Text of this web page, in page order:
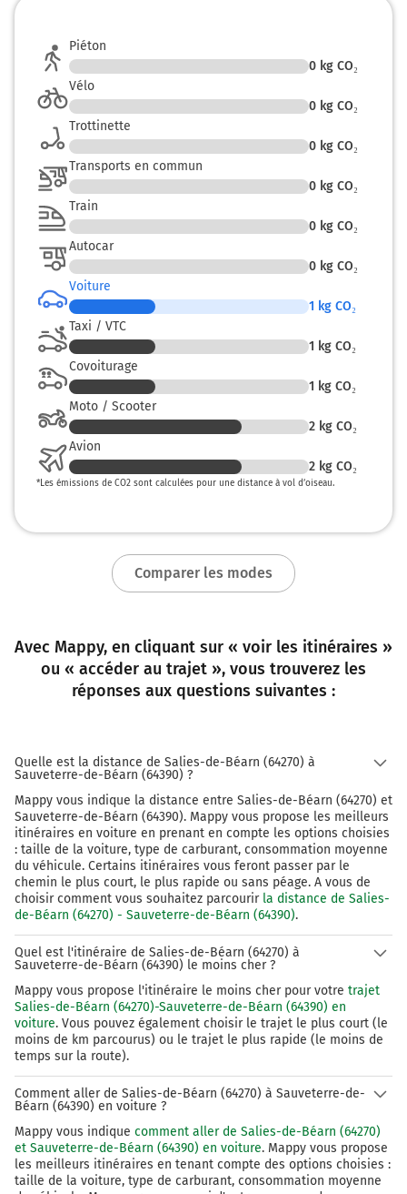
Piéton
0 kg CO₂
Vélo
0 kg CO₂
Trottinette
0 kg CO₂
Transports en commun
0 kg CO₂
Train
0 kg CO₂
Autocar
0 kg CO₂
Voiture
1 kg CO₂
Taxi / VTC
1 kg CO₂
Covoiturage
1 kg CO₂
Moto / Scooter
2 kg CO₂
Avion
2 kg CO₂
*Les émissions de CO2 sont calculées pour une distance à vol d’oiseau.
Comparer les modes
Avec Mappy, en cliquant sur « voir les itinéraires »
ou « accéder au trajet », vous trouverez les
réponses aux questions suivantes :
Quelle est la distance de Salies-de-Béarn (64270) à
Sauveterre-de-Béarn (64390) ?
Mappy vous indique la distance entre Salies-de-Béarn (64270) et
Sauveterre-de-Béarn (64390). Mappy vous propose les meilleurs
itinéraires en voiture en prenant en compte les options choisies
: taille de la voiture, type de carburant, consommation moyenne
du véhicule. Certains itinéraires vous feront passer par le
chemin le plus court, le plus rapide ou sans péage. A vous de
choisir comment vous souhaitez parcourir la distance de Salies-
de-Béarn (64270) - Sauveterre-de-Béarn (64390).
Quel est l'itinéraire de Salies-de-Béarn (64270) à
Sauveterre-de-Béarn (64390) le moins cher ?
Mappy vous propose l'itinéraire le moins cher pour votre trajet
Salies-de-Béarn (64270)-Sauveterre-de-Béarn (64390) en
voiture. Vous pouvez également choisir le trajet le plus court (le
moins de km parcourus) ou le trajet le plus rapide (le moins de
temps sur la route).
Comment aller de Salies-de-Béarn (64270) à Sauveterre-de-
Béarn (64390) en voiture ?
Mappy vous indique comment aller de Salies-de-Béarn (64270)
et Sauveterre-de-Béarn (64390) en voiture. Mappy vous propose
les meilleurs itinéraires en tenant compte des options choisies :
taille de la voiture, type de carburant, consommation moyenne